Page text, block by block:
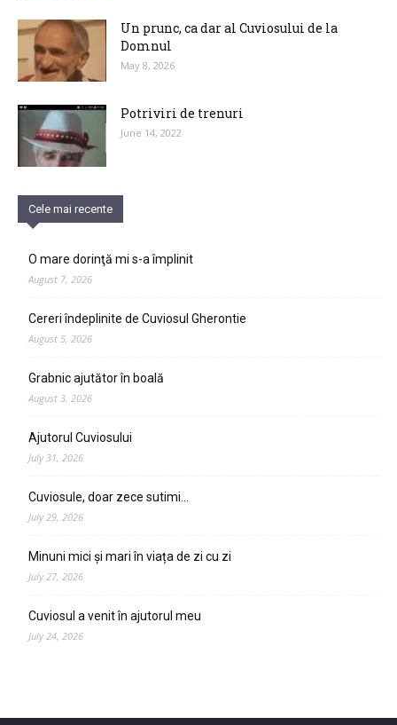
Un prunc, ca dar al Cuviosului de la
Domnul
May 8, 2026
Potriviri de trenuri
June 14, 2022
Cele mai recente
O mare dorinţă mi s-a împlinit
August 7, 2026
Cereri îndeplinite de Cuviosul Gherontie
August 5, 2026
Grabnic ajutător în boală
August 3, 2026
Ajutorul Cuviosului
July 31, 2026
Cuviosule, doar zece sutimi…
July 29, 2026
Minuni mici și mari în viața de zi cu zi
July 27, 2026
Cuviosul a venit în ajutorul meu
July 24, 2026